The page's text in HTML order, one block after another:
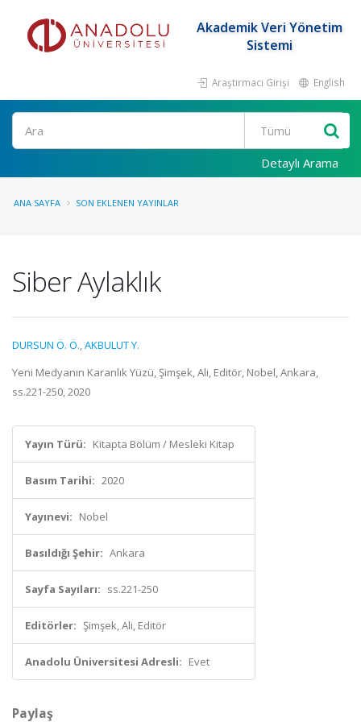
Akademik Veri Yönetim
Sistemi
Araştırmacı Girişi English
Ara
Detaylı Arama
ANA SAYFA SON EKLENEN YAYINLAR
Siber Aylaklık
DURSUN Ö. Ö.,AKBULUT Y.
Yeni Medyanın Karanlık Yüzü, Şimşek, Ali, Editör, Nobel, Ankara,
ss.221-250, 2020
Yayın Türü: Kitapta Bölüm / Mesleki Kitap
Basım Tarihi: 2020
Yayınevi: Nobel
Basıldığı Şehir: Ankara
Sayfa Sayıları: ss.221-250
Editörler: Şimşek, Ali, Editör
Anadolu Üniversitesi Adresli: Evet
Paylaş